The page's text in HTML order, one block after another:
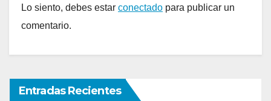
Lo siento, debes estar conectado para publicar un
comentario.
Entradas Recientes